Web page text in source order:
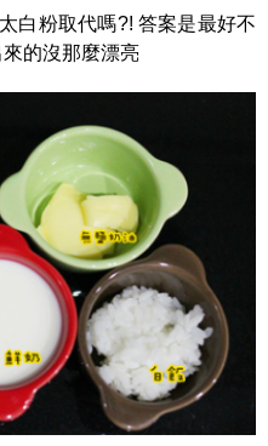
白粉取代嗎?! 答案是最好不
的沒那麼漂亮